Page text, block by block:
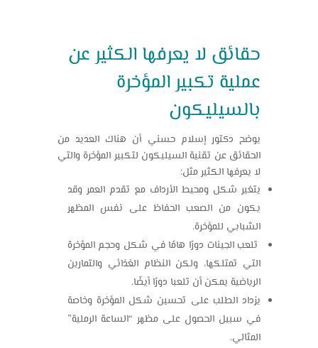
حقائق لا يعرفها الكثير عن
عملية تكبير المؤخرة
بالسيليكون
يوضح دكتور إسلام حسني أن هناك العديد من
الحقائق عن تقنية السيليكون لتكبير المؤخرة والتي
لا يعرفها الكثير مثل:
يتغير شكل ومحيط الأرداف مع تقدم العمر وقد
يكون من الصعب الحفاظ على نفس المظهر
الشبابي للمؤخرة.
تلعب الجينات دورًا هامًا في شكل وحجم المؤخرة
التي تمتلكها، ولكن النظام الغذائي والتمارين
الرياضية يمكن أن تلعبا دورًا أيضًا.
يزداد الطلب على تحسين شكل المؤخرة وخاصة
في سبيل الحصول على مظهر “الساعة الرملية”
المثالي.